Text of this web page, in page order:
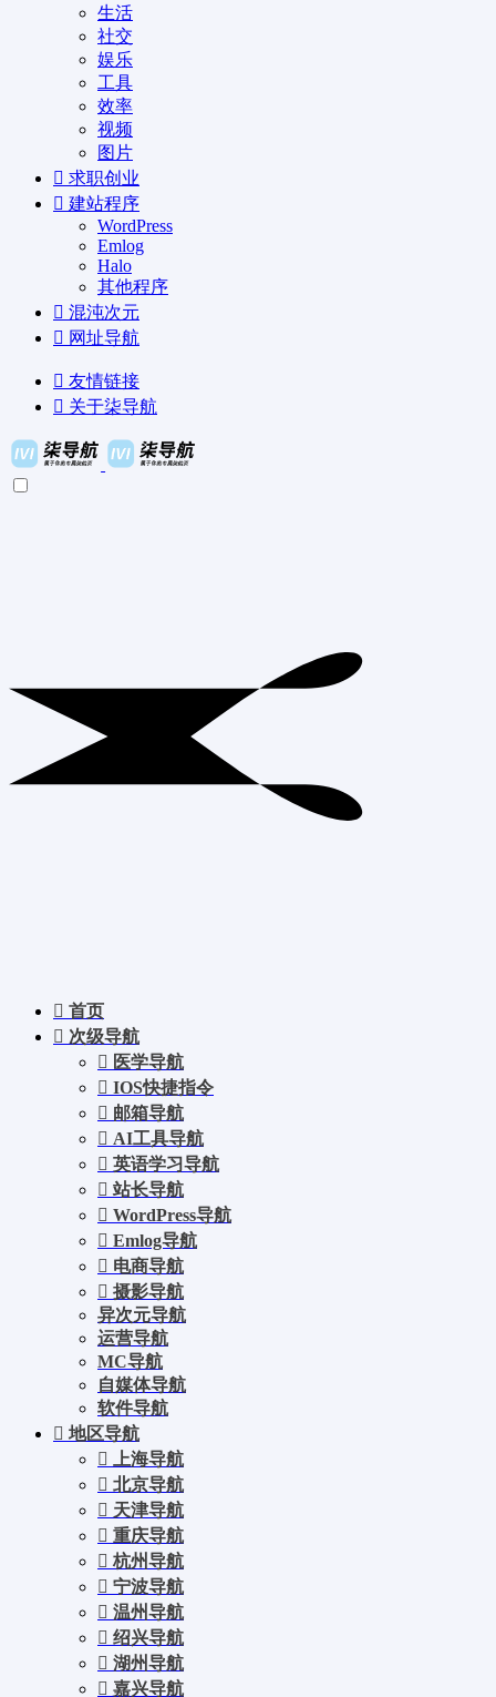
生活
社交
娱乐
工具
效率
视频
图片
求职创业
建站程序
WordPress
Emlog
Halo
其他程序
混沌次元
网址导航
友情链接
关于柒导航
首页
次级导航
医学导航
IOS快捷指令
邮箱导航
AI工具导航
英语学习导航
站长导航
WordPress导航
Emlog导航
电商导航
摄影导航
异次元导航
运营导航
MC导航
自媒体导航
软件导航
地区导航
上海导航
北京导航
天津导航
重庆导航
杭州导航
宁波导航
温州导航
绍兴导航
湖州导航
嘉兴导航